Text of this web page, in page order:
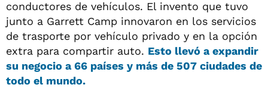
conductores de vehículos. El invento que tuvo
junto a Garrett Camp innovaron en los servicios
de trasporte por vehículo privado y en la opción
extra para compartir auto. Esto llevó a expandir
su negocio a 66 países y más de 507 ciudades de
todo el mundo.